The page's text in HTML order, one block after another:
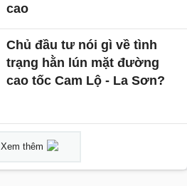
cao
Chủ đầu tư nói gì về tình
trạng hằn lún mặt đường
cao tốc Cam Lộ - La Sơn?
Xem thêm